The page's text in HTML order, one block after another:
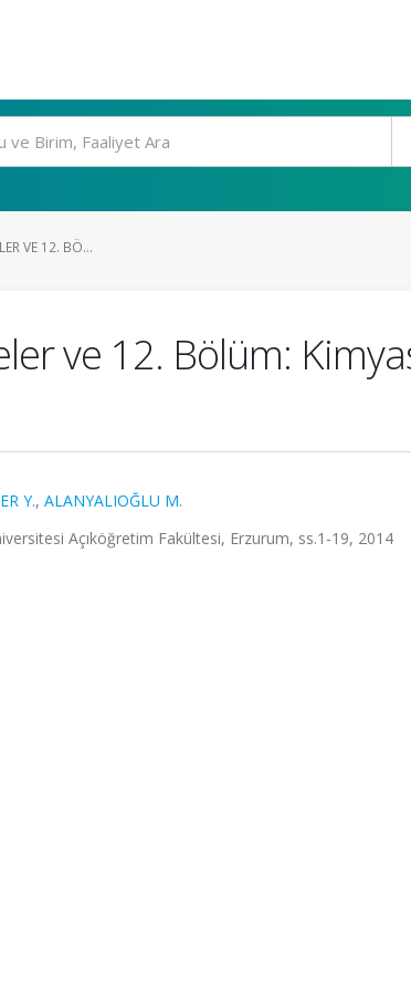
VE 12. BÖ...
ve 12. Bölüm:
Y., ALANYALIOĞLU M.
Açıköğretim Fakültesi, Erzurum, ss.1-19, 2014